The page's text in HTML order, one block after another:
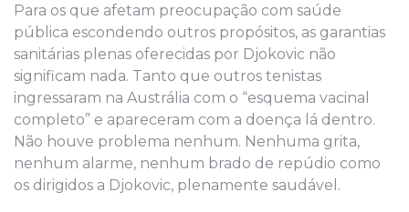
Para os que afetam preocupação com saúde
pública escondendo outros propósitos, as garantias
sanitárias plenas oferecidas por Djokovic não
significam nada. Tanto que outros tenistas
ingressaram na Austrália com o “esquema vacinal
completo” e apareceram com a doença lá dentro.
Não houve problema nenhum. Nenhuma grita,
nenhum alarme, nenhum brado de repúdio como
os dirigidos a Djokovic, plenamente saudável.